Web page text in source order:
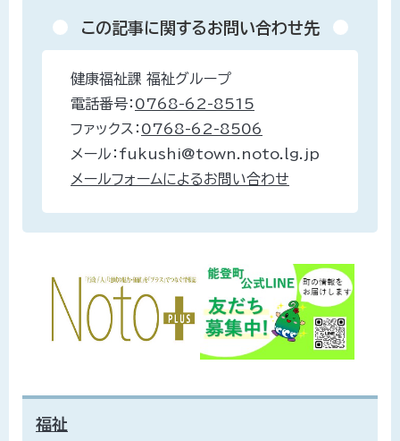
この記事に関するお問い合わせ先
健康福祉課 福祉グループ
電話番号： 0768-62-8515
ファックス： 0768-62-8506
メール：fukushi@town.noto.lg.jp
メールフォームによるお問い合わせ
福祉